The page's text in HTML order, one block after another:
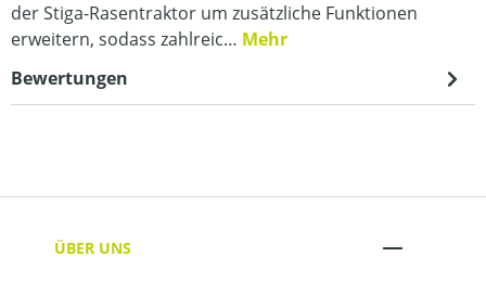
der Stiga-Rasentraktor um zusätzliche Funktionen
erweitern, sodass zahlreic… Mehr
Bewertungen
ÜBER UNS